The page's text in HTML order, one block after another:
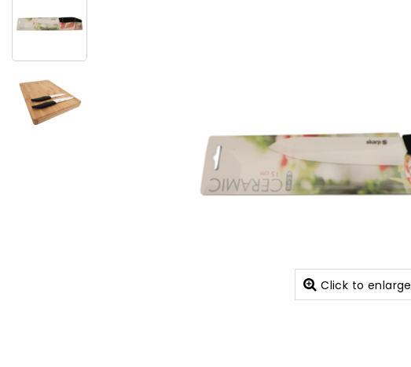
Click to enlarge